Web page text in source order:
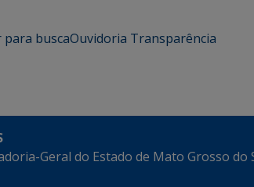
para buscaOuvidoria Transparência
Geral do Estado de Mato Grosso do